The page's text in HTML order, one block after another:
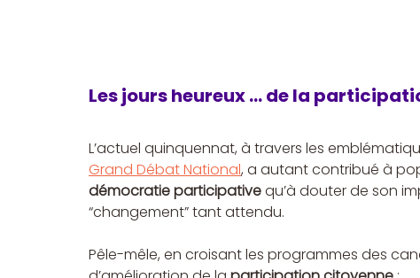
Les jours heureux … de la
L’actuel quinquennat, à travers les
Grand Débat National, a autant contribué à
démocratie participative qu’à douter de son
“changement” tant attendu.
Pêle-mêle, en croisant les programmes des